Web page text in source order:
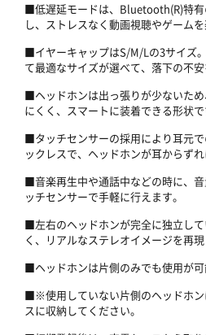
■低遅延モードは、Bluetooth(R)特
し、ストレスなく動画視聴やゲームを
■イヤーキャップはS/M/Lの3サイズ
て最適なサイズが選べて、落下の不安
■ヘッドホンは出っ張りが少ないた
にくく、スマートに装着できる形状で
■タッチセンサーの採用により耳元
ックレスで、ヘッドホンが耳からずれ
■音楽再生中や通話中などの時に、
ッチセンサーで手軽に行えます。
■左右のヘッドホンが完全に独立し
く、リアルなステレオイメージを再現
■ヘッドホンは片側のみでも使用が可
■※使用していない片側のヘッドホン
スに収納してください。